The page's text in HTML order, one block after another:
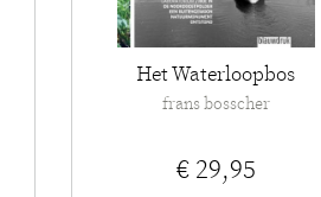
Het Waterloopbos
frans bosscher
€ 29,95